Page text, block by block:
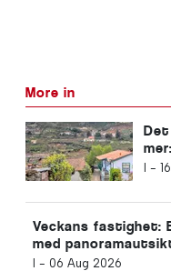
More in
I -
Veckans fastighet:
med
Arrábida-bergen
I - 06 Aug 2026